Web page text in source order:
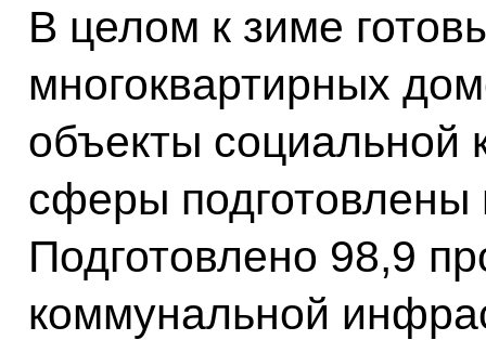
В целом к зиме
многоквартирных
объекты социальной
сферы подготовлены
Подготовлено 98,9
коммунальной